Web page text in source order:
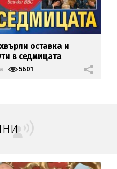
оставка и
в седмицата
5601